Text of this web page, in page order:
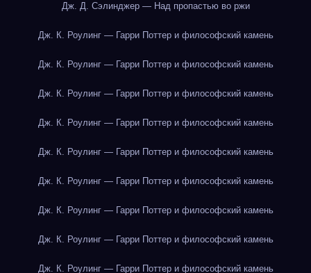
Дж. Д. Сэлинджер — Над пропастью во ржи
Дж. К. Роулинг — Гарри Поттер и философский камень
Дж. К. Роулинг — Гарри Поттер и философский камень
Дж. К. Роулинг — Гарри Поттер и философский камень
Дж. К. Роулинг — Гарри Поттер и философский камень
Дж. К. Роулинг — Гарри Поттер и философский камень
Дж. К. Роулинг — Гарри Поттер и философский камень
Дж. К. Роулинг — Гарри Поттер и философский камень
Дж. К. Роулинг — Гарри Поттер и философский камень
Дж. К. Роулинг — Гарри Поттер и философский камень